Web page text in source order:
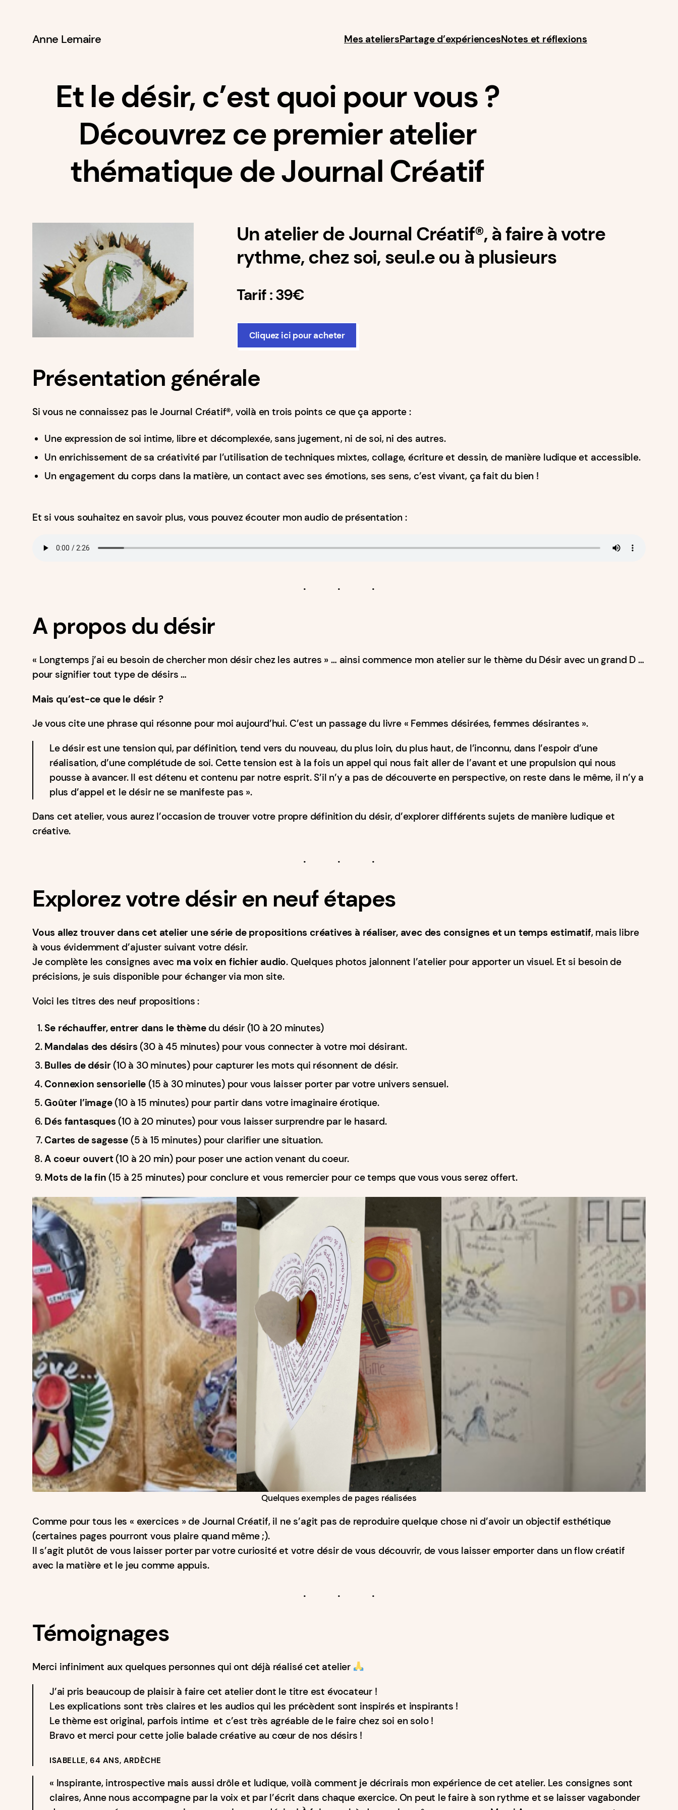
Anne Lemaire Mes ateliersPartage d’expériencesNotes et réflexions
Et le désir, c’est quoi pour vous ?
Découvrez ce premier atelier
thématique de Journal Créatif
Un atelier de Journal Créatif®️, à faire à votre
rythme, chez soi, seul.e ou à plusieurs
Tarif : 39€
Cliquez ici pour acheter
Présentation générale
Si vous ne connaissez pas le Journal Créatif®, voilà en trois points ce que ça apporte :
Une expression de soi intime, libre et décomplexée, sans jugement, ni de soi, ni des autres.
Un enrichissement de sa créativité par l’utilisation de techniques mixtes, collage, écriture et dessin, de manière ludique et accessible.
Un engagement du corps dans la matière, un contact avec ses émotions, ses sens, c’est vivant, ça fait du bien !
Et si vous souhaitez en savoir plus, vous pouvez écouter mon audio de présentation :
A propos du désir
« Longtemps j’ai eu besoin de chercher mon désir chez les autres » … ainsi commence mon atelier sur le thème du Désir avec un grand D …
pour signifier tout type de désirs …
Mais qu’est-ce que le désir ?
Je vous cite une phrase qui résonne pour moi aujourd’hui. C’est un passage du livre « Femmes désirées, femmes désirantes ».
Le désir est une tension qui, par définition, tend vers du nouveau, du plus loin, du plus haut, de l’inconnu, dans l’espoir d’une
réalisation, d’une complétude de soi. Cette tension est à la fois un appel qui nous fait aller de l’avant et une propulsion qui nous
pousse à avancer. Il est détenu et contenu par notre esprit. S’il n’y a pas de découverte en perspective, on reste dans le même, il n’y a
plus d’appel et le désir ne se manifeste pas ».
Dans cet atelier, vous aurez l’occasion de trouver votre propre définition du désir, d’explorer différents sujets de manière ludique et
créative.
Explorez votre désir en neuf étapes
Vous allez trouver dans cet atelier une série de propositions créatives à réaliser, avec des consignes et un temps estimatif, mais libre
à vous évidemment d’ajuster suivant votre désir.
Je complète les consignes avec ma voix en fichier audio. Quelques photos jalonnent l’atelier pour apporter un visuel. Et si besoin de
précisions, je suis disponible pour échanger via mon site.
Voici les titres des neuf propositions :
Se réchauffer, entrer dans le thème du désir (10 à 20 minutes)
Mandalas des désirs(30 à 45 minutes) pour vous connecter à votre moi désirant.
Bulles de désir(10 à 30 minutes) pour capturer les mots qui résonnent de désir.
Connexion sensorielle(15 à 30 minutes) pour vous laisser porter par votre univers sensuel.
Goûter l’image(10 à 15 minutes) pour partir dans votre imaginaire érotique.
Dés fantasques (10 à 20 minutes) pour vous laisser surprendre par le hasard.
Cartes de sagesse (5 à 15 minutes) pour clarifier une situation.
A coeur ouvert(10 à 20 min) pour poser une action venant du coeur.
Mots de la fin (15 à 25 minutes) pour conclure et vous remercier pour ce temps que vous vous serez offert.
Quelques exemples de pages réalisées
Comme pour tous les « exercices » de Journal Créatif, il ne s’agit pas de reproduire quelque chose ni d’avoir un objectif esthétique
(certaines pages pourront vous plaire quand même ;).
Il s’agit plutôt de vous laisser porter par votre curiosité et votre désir de vous découvrir, de vous laisser emporter dans un flow créatif
avec la matière et le jeu comme appuis.
Témoignages
Merci infiniment aux quelques personnes qui ont déjà réalisé cet atelier
J’ai pris beaucoup de plaisir à faire cet atelier dont le titre est évocateur !
Les explications sont très claires et les audios qui les précèdent sont inspirés et inspirants !
Le thème est original, parfois intime et c’est très agréable de le faire chez soi en solo !
Bravo et merci pour cette jolie balade créative au cœur de nos désirs !
ISABELLE, 64 ANS, ARDÈCHE
« Inspirante, introspective mais aussi drôle et ludique, voilà comment je décrirais mon expérience de cet atelier. Les consignes sont
claires, Anne nous accompagne par la voix et par l’écrit dans chaque exercice. On peut le faire à son rythme et se laisser vagabonder